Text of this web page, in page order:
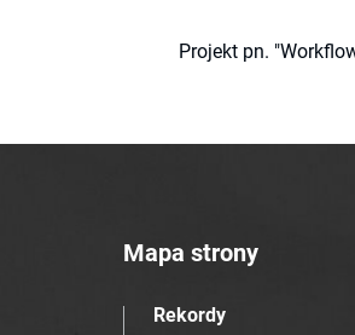
Projekt pn.
Mapa strony
Rekordy